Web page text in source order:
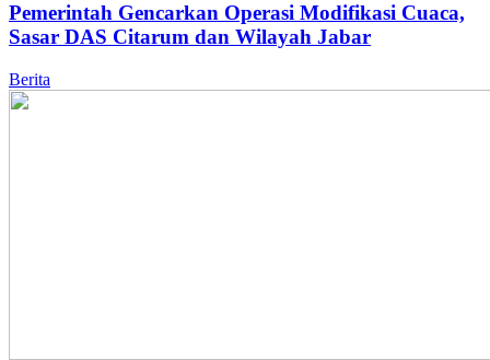
Pemerintah Gencarkan Operasi Modifikasi Cuaca,
Sasar DAS Citarum dan Wilayah Jabar
Berita